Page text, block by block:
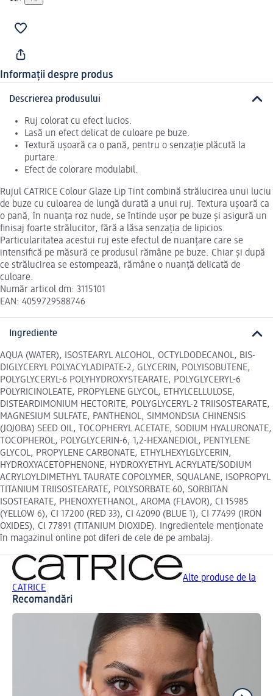
Informații despre produs
Descrierea produsului
Ruj colorat cu efect lucios.
Lasă un efect delicat de culoare pe buze.
Textură ușoară ca o pană, pentru o senzație plăcută la
purtare.
Efect de colorare modulabil.
Rujul CATRICE Colour Glaze Lip Tint combină strălucirea unui luciu
de buze cu culoarea de lungă durată a unui ruj. Textura ușoară ca
o pană, în nuanța roz nude, se întinde ușor pe buze și asigură un
finisaj foarte strălucitor, fără a lăsa senzația de lipicios.
Particularitatea acestui ruj este efectul de nuanțare care se
intensifică pe măsură ce produsul rămâne pe buze. Chiar și după
ce strălucirea se estompează, rămâne o nuanță delicată de
culoare.
Număr articol dm: 3115101
EAN: 4059729588746
Ingrediente
AQUA (WATER), ISOSTEARYL ALCOHOL, OCTYLDODECANOL, BIS-
DIGLYCERYL POLYACYLADIPATE-2, GLYCERIN, POLYISOBUTENE,
POLYGLYCERYL-6 POLYHYDROXYSTEARATE, POLYGLYCERYL-6
POLYRICINOLEATE, PROPYLENE GLYCOL, ETHYLCELLULOSE,
DISTEARDIMONIUM HECTORITE, POLYGLYCERYL-2 TRIISOSTEARATE,
MAGNESIUM SULFATE, PANTHENOL, SIMMONDSIA CHINENSIS
(JOJOBA) SEED OIL, TOCOPHERYL ACETATE, SODIUM HYALURONATE,
TOCOPHEROL, POLYGLYCERIN-6, 1,2-HEXANEDIOL, PENTYLENE
GLYCOL, PROPYLENE CARBONATE, ETHYLHEXYLGLYCERIN,
HYDROXYACETOPHENONE, HYDROXYETHYL ACRYLATE/SODIUM
ACRYLOYLDIMETHYL TAURATE COPOLYMER, SQUALANE, ISOPROPYL
TITANIUM TRIISOSTEARATE, POLYSORBATE 60, SORBITAN
ISOSTEARATE, PHENOXYETHANOL, AROMA (FLAVOR), CI 15985
(YELLOW 6), CI 17200 (RED 33), CI 42090 (BLUE 1), CI 77499 (IRON
OXIDES), CI 77891 (TITANIUM DIOXIDE). Ingredientele menționate
în magazinul online pot diferi de cele de pe ambalaj.
Alte produse de la
CATRICE
Recomandări